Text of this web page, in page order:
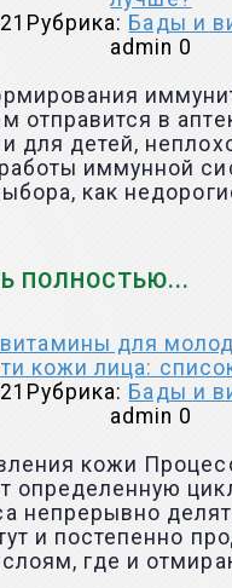
Рубрика: Бады и
admin 0
отправится в
для детей,
иммунной
как
ПОЛНОСТЬЮ
для
кожи лица:
Рубрика: Бады и
admin 0
кожи
определенную
непрерывно
и постепенно
где и